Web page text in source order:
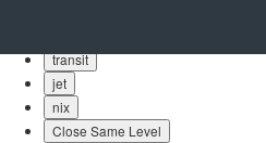
transit
jet
nix
Close Same Level